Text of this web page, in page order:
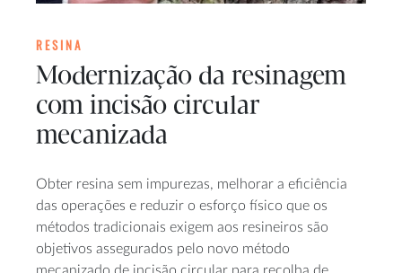
RESINA
Modernização da resinagem
com incisão circular
mecanizada
Obter resina sem impurezas, melhorar a eficiência
das operações e reduzir o esforço físico que os
métodos tradicionais exigem aos resineiros são
objetivos assegurados pelo novo método